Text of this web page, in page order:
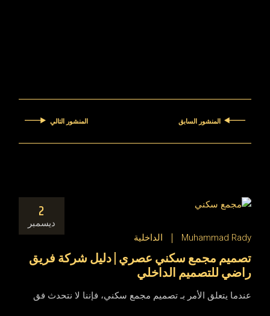
المنشور السابق المنشور التالي
2
ديسمبر
Muhammad Rady
الداخلية
تصميم مجمع سكني عصري | دليل شركة فريق
راضي للتصميم الداخلي
عندما يتعلق الأمر بـ تصميم مجمع سكني، فإننا لا نتحدث فق